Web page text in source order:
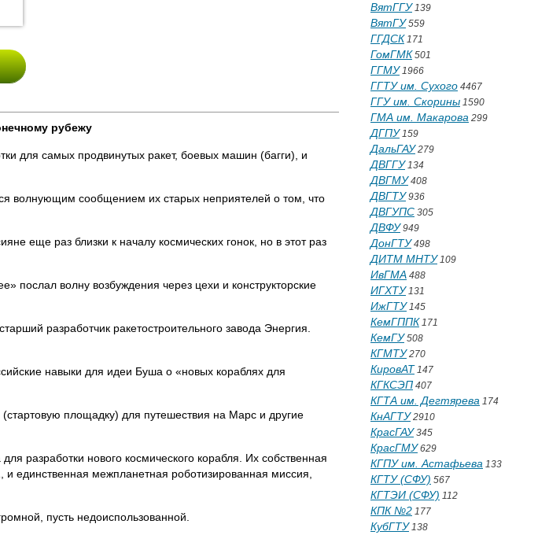
рубежу
для самых продвинутых ракет, боевых машин (багги), и
волнующим сообщением их старых неприятелей о том, что
еще раз близки к началу космических гонок, но в этот раз
волну возбуждения через цехи и конструкторские
разработчик ракетостроительного завода Энергия.
навыки для идеи Буша о «новых кораблях для
площадку) для путешествия на Марс и другие
разработки нового космического корабля. Их собственная
единственная межпланетная роботизированная миссия,
пусть недоиспользованной.
ВятГГУ139
ВятГУ559
ГГДСК 171
ГомГМК 501
ГГМУ1966
ГГТУ им. Сухого 4467
ГГУ им. Скорины 1590
ГМА им. Макарова 299
ДГПУ159
ДальГАУ279
ДВГГУ134
ДВГМУ408
ДВГТУ936
ДВГУПС 305
ДВФУ949
ДонГТУ498
ДИТМ МНТУ109
ИвГМА 488
ИГХТУ131
ИжГТУ145
КемГППК 171
КемГУ508
КГМТУ270
КировАТ 147
КГКСЭП 407
КГТА им. Дегтярева 174
КнАГТУ2910
КрасГАУ345
КрасГМУ629
КГПУ им. Астафьева 133
КГТУ (СФУ) 567
КГТЭИ (СФУ) 112
КПК №2 177
КубГТУ138